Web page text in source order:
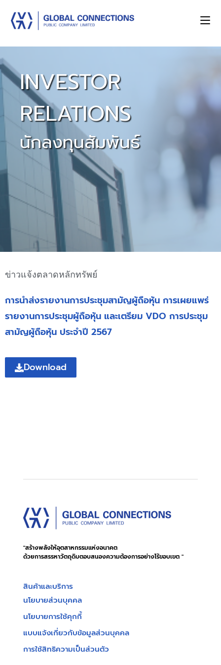
INVESTOR
RELATIONS
นักลงทุนสัมพันธ์
ข่าวแจ้งตลาดหลักทรัพย์
การนำส่งรายงานการประชุมสามัญผู้ถือหุ้น การเผยแพร่
รายงานการประชุมผู้ถือหุ้น และเตรียม VDO การประชุม
สามัญผู้ถือหุ้น ประจำปี 2567
Download
"สร้างพลังให้อุตสาหกรรมแห่งอนาคต
ด้วยการสรรหาวัตถุดิบตอบสนองความต้องการอย่างไร้ขอบเขต "
สินค้าและบริการ
นโยบายส่วนบุคคล
นโยบายการใช้คุกกี้
แบบแจ้งเกี่ยวกับข้อมูลส่วนบุคคล
การใช้สิทธิความเป็นส่วนตัว